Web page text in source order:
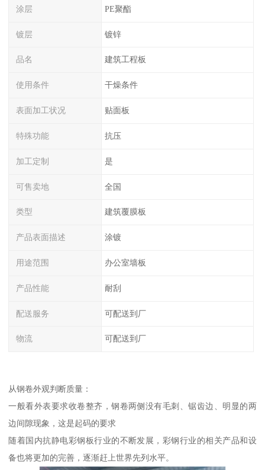
涂层 PE聚酯
镀层 镀锌
品名 建筑工程板
使用条件 干燥条件
表面加工状况 贴面板
特殊功能 抗压
加工定制 是
可售卖地 全国
类型 建筑覆膜板
产品表面描述 涂镀
用途范围 办公室墙板
产品性能 耐刮
配送服务 可配送到厂
物流 可配送到厂
从钢卷外观判断质量：
一般看外表要求收卷整齐，钢卷两侧没有毛刺、锯齿边、明显的两
边间隙现象，这是起码的要求
随着国内抗静电彩钢板行业的不断发展，彩钢行业的相关产品和设
备也将更加的完善，逐渐赶上世界先列水平。